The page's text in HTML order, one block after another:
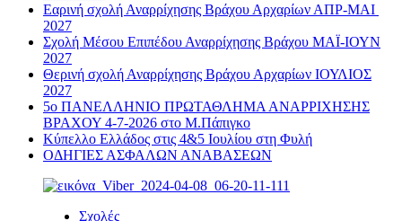
Εαρινή σχολή Αναρρίχησης Βράχου Αρχαρίων ΑΠΡ-ΜΑΙ
2027
Σχολή Μέσου Επιπέδου Αναρρίχησης Βράχου ΜΑΪ-ΙΟΥΝ
2027
Θερινή σχολή Αναρρίχησης Βράχου Αρχαρίων ΙΟΥΛΙΟΣ
2027
5ο ΠΑΝΕΛΛΗΝΙΟ ΠΡΩΤΑΘΛΗΜΑ ΑΝΑΡΡΙΧΗΣΗΣ
ΒΡΑΧΟΥ 4-7-2026 στο Μ.Πάπιγκο
Κύπελλο Ελλάδος στις 4&5 Ιουλίου στη Φυλή
ΟΔΗΓΙΕΣ ΑΣΦΑΛΩΝ ΑΝΑΒΑΣΕΩΝ
Σχολές